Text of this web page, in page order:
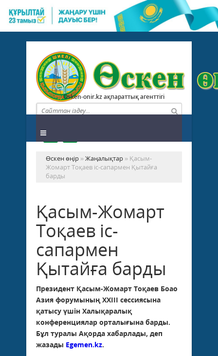
Osken-onir.kz ақпараттық агенттігі
Өскен өңір »Жаңалықтар » Қасым-
Жомарт Тоқаев іс-сапармен Қытайға
барды
Қасым-Жомарт
Тоқаев іс-
сапармен
Қытайға барды
Президент Қасым-Жомарт Тоқаев Боао
Азия форумының ХХІІІ сессиясына
қатысу үшін Халықаралық
конференциялар орталығына барды.
Бұл туралы Ақорда хабарлады, деп
жазады Egemen.kz.